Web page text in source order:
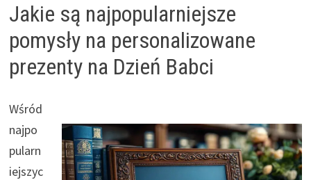
Jakie są najpopularniejsze
pomysły na personalizowane
prezenty na Dzień Babci
Wśród
najpo
pularn
iejszyc